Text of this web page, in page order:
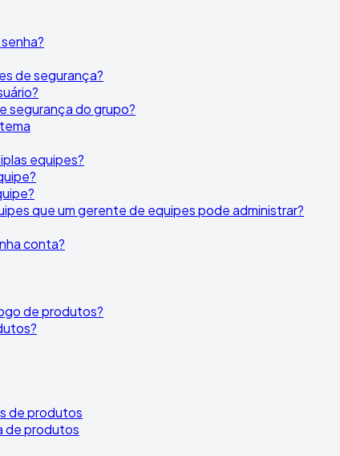
de segurança?
segurança do grupo?
equipes?
que um gerente de equipes pode administrar?
conta?
de produtos?
de produtos
de produtos